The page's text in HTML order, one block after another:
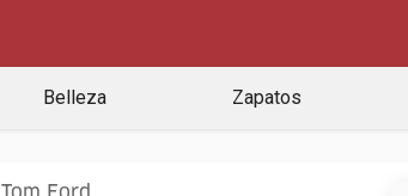
Belleza Zapatos